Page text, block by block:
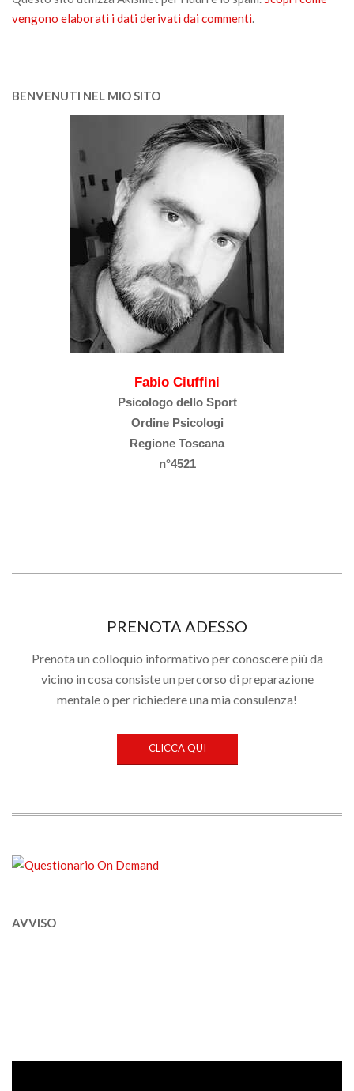
vengono elaborati i dati derivati dai commenti.
BENVENUTI NEL MIO SITO
Fabio Ciuffini
Psicologo dello Sport
Ordine Psicologi
Regione Toscana
n°4521
PRENOTA ADESSO
Prenota un colloquio informativo per conoscere più da
vicino in cosa consiste un percorso di preparazione
mentale o per richiedere una mia consulenza!
CLICCA QUI
AVVISO